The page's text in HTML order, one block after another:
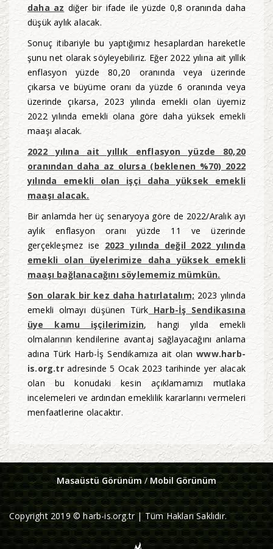
daha az diğer bir ifade ile yüzde 0,8 oranında daha
düşük aylık alacak.
Sonuç itibariyle bu yaptığımız hesaplardan hareketle
şunu net olarak söyleyebiliriz. Eğer 2022 yılına ait yıllık
enflasyon yüzde 80,20 oranında veya üzerinde
çıkarsa ve büyüme oranı da yüzde 6 oranında veya
üzerinde çıkarsa, 2023 yılında emekli olan üyemiz
2022 yılında emekli olana göre daha yüksek emekli
maaşı alacak.
2022 yılına ait yıllık enflasyon yüzde 80,20
oranından daha az olursa (beklenen %70) 2022
yılında emekli olan işçi daha yüksek emekli
maaşı alacak.
Bir anlamda her üç senaryoya göre de 2022/Aralık ayı
aylık enflasyon oranı yüzde 11 ve üzerinde
gerçekleşmez ise 2023 yılında değil 2022 yılında
emekli olan üyelerimize daha yüksek emekli
maaşı bağlanacağını söylememiz mümkün.
Son olarak bir kez daha hatırlatalım; 2023 yılında
emekli olmayı düşünen Türk Harb-İş Sendikasına
üye kamu işçilerimizin, hangi yılda emekli
olmalarının kendilerine avantaj sağlayacağını anlama
adına Türk Harb-İş Sendikamıza ait olanwww.harb-
is.org.tradresinde 5 Ocak 2023 tarihinde yer alacak
olan bu konudaki kesin açıklamamızı mutlaka
incelemeleri ve ardından emeklilik kararlarını vermeleri
menfaatlerine olacaktır.
Masaüstü Görünüm/ Mobil Görünüm
Copyright 2019 © harb-is.org.tr | Tüm Hakları Saklıdır.